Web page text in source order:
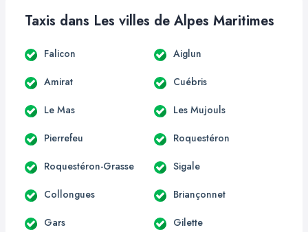
Taxis dans Les villes de Alpes Maritimes
Falicon Aiglun
Amirat Cuébris
Le Mas Les Mujouls
Pierrefeu Roquestéron
Roquestéron-Grasse Sigale
Collongues Briançonnet
Gars Gilette